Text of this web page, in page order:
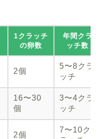
1クラッチ
の卵数
年間クラ
ッチ数
2個
5〜8クラ
ッチ
16〜30
個
3〜4クラ
ッチ
2個
7〜10ク